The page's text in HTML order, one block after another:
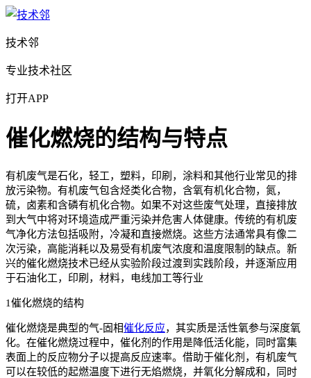
技术邻
专业技术社区
打开APP
催化燃烧的结构与特点
有机废气是石化，轻工，塑料，印刷，涂料和其他行业常见的排
放污染物。有机废气包含烃类化合物，含氧有机化合物，氮，
硫，卤素和含磷有机化合物。如果不对这些废气处理，直接排放
到大气中将对环境造成严重污染并危害人体健康。传统的有机废
气净化方法包括吸附，冷凝和直接燃烧。这些方法通常具有像二
次污染，高能消耗以及易受有机废气浓度和温度限制的缺点。新
兴的催化燃烧技术已经从实验阶段过渡到实践阶段，并逐渐应用
于石油化工，印刷，材料，电线加工等行业
1催化燃烧的结构
催化燃烧是典型的气-固相催化反应，其实质是活性氧参与深度氧
化。在催化燃烧过程中，催化剂的作用是降低活化能，同时富集
表面上的反应物分子以提高反应速率。借助于催化剂，有机废气
可以在较低的起燃温度下进行无焰燃烧，并氧化分解成和，同时